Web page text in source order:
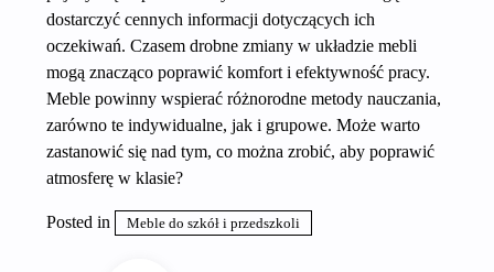
dostarczyć cennych informacji dotyczących ich
oczekiwań. Czasem drobne zmiany w układzie mebli
mogą znacząco poprawić komfort i efektywność pracy.
Meble powinny wspierać różnorodne metody nauczania,
zarówno te indywidualne, jak i grupowe. Może warto
zastanowić się nad tym, co można zrobić, aby poprawić
atmosferę w klasie?
Posted in Meble do szkół i przedszkoli